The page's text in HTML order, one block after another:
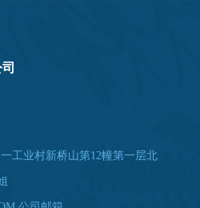
工业村新桥山第12幢第一层北